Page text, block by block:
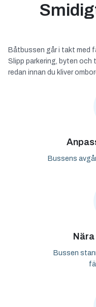
Båtbussen går i takt med
Slipp parkering, byten och
redan innan du kliver
Bussens
Bussen